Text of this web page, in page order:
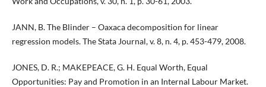
JANN, B. The Blinder – Oaxaca decomposition for linear
regression models. The Stata Journal, v. 8, n. 4, p. 453-479, 2008.
JONES, D. R.; MAKEPEACE, G. H. Equal Worth, Equal
Opportunities: Pay and Promotion in an Internal Labour Market.